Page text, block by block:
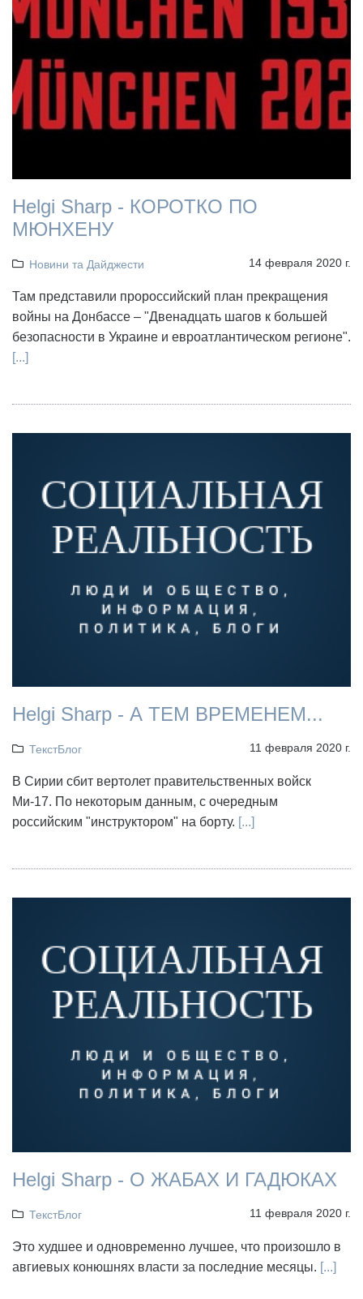
Helgi Sharp - КОРОТКО ПО
МЮНХЕНУ
Новини та Дайджести 14 февраля 2020 г.
Там представили пророссийский план прекращения
войны на Донбассе – "Двенадцать шагов к большей
безопасности в Украине и евроатлантическом регионе".
[...]
Helgi Sharp - А ТЕМ ВРЕМЕНЕМ...
ТекстБлог 11 февраля 2020 г.
В Сирии сбит вертолет правительственных войск
Ми-17. По некоторым данным, с очередным
российским "инструктором" на борту. [...]
Helgi Sharp - О ЖАБАХ И ГАДЮКАХ
ТекстБлог 11 февраля 2020 г.
Это худшее и одновременно лучшее, что произошло в
авгиевых конюшнях власти за последние месяцы. [...]